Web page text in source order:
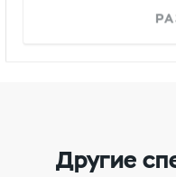
центрах и на
Другие